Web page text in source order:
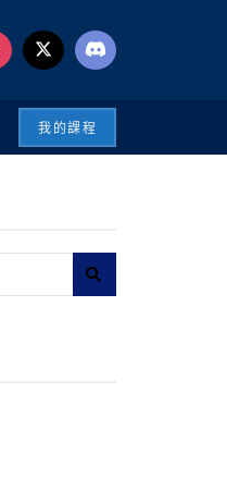
我的課程